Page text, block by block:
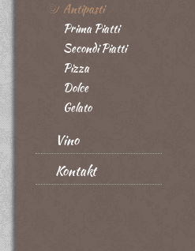
Antipasti
Prima Piatti
Secondi Piatti
Pizza
Dolce
Gelato
Vino
Kontakt